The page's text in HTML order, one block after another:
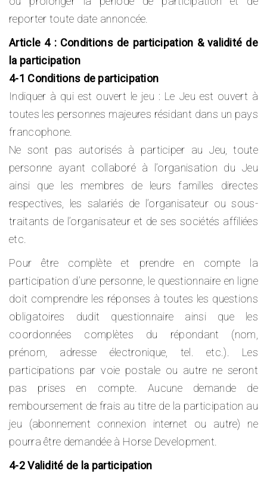
reporter toute date annoncée.
Article 4 : Conditions de participation & validité de
la participation
4-1 Conditions de participation
Indiquer à qui est ouvert le jeu : Le Jeu est ouvert à
toutes les personnes majeures résidant dans un pays
francophone.
Ne sont pas autorisés à participer au Jeu, toute
personne ayant collaboré à l’organisation du Jeu
ainsi que les membres de leurs familles directes
respectives, les salariés de l’organisateur ou sous-
traitants de l’organisateur et de ses sociétés affiliées
etc.
Pour être complète et prendre en compte la
participation d’une personne, le questionnaire en ligne
doit comprendre les réponses à toutes les questions
obligatoires dudit questionnaire ainsi que les
coordonnées complètes du répondant (nom,
prénom, adresse électronique, tel. etc.). Les
participations par voie postale ou autre ne seront
pas prises en compte. Aucune demande de
remboursement de frais au titre de la participation au
jeu (abonnement connexion internet ou autre) ne
pourra être demandée à Horse Development.
4-2 Validité de la participation